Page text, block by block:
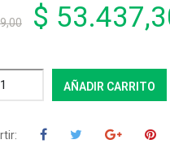
$
AÑADIR CARRITO